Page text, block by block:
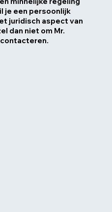
je een persoonlijk
juridisch aspect van
dan niet om Mr.